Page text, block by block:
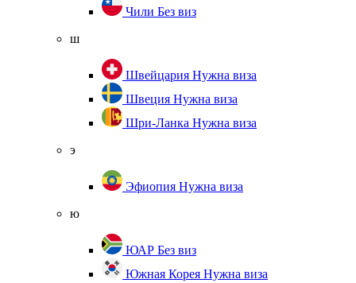
Чили Без виз
ш
Швейцария Нужна виза
Швеция Нужна виза
Шри-Ланка Нужна виза
э
Эфиопия Нужна виза
ю
ЮАР Без виз
Южная Корея Нужна виза